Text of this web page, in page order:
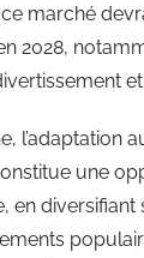
marché
2028,
l’adaptation
une
en diversifiant